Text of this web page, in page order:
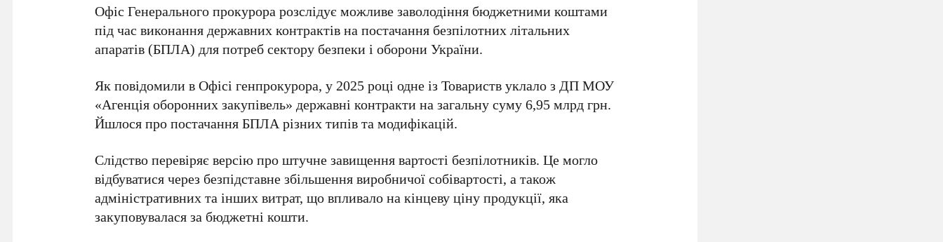
Офіс Генерального прокурора розслідуєможливе заволодіння бюджетними коштами
під час виконання державних контрактів на постачання безпілотних літальних
апаратів (БПЛА) для потреб сектору безпеки і оборони України.
Як повідомили в Офісі генпрокурора, у2025 році одне із Товариств уклало зДП МОУ
«Агенція оборонних закупівель» державні контракти на загальну суму6,95 млрд грн.
Йшлося про постачання БПЛА різних типів та модифікацій.
Слідство перевіряє версію про штучне завищення вартості безпілотників. Це могло
відбуватися через безпідставне збільшення виробничої собівартості, а також
адміністративних та інших витрат, що впливало на кінцеву ціну продукції, яка
закуповувалася за бюджетні кошти.